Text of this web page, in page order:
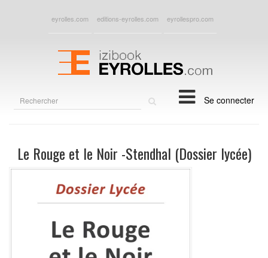
eyrolles.com editions-eyrolles.com eyrollespro.com
Se connecter
Le Rouge et le Noir -Stendhal (Dossier lycée)